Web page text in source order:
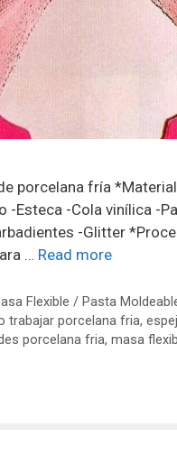
porcelana fría
-Esteca -Cola vinílica -
-Glitter
… Read more
Flexible / Pasta
trabajar porcelana fria,
porcelana fria, masa